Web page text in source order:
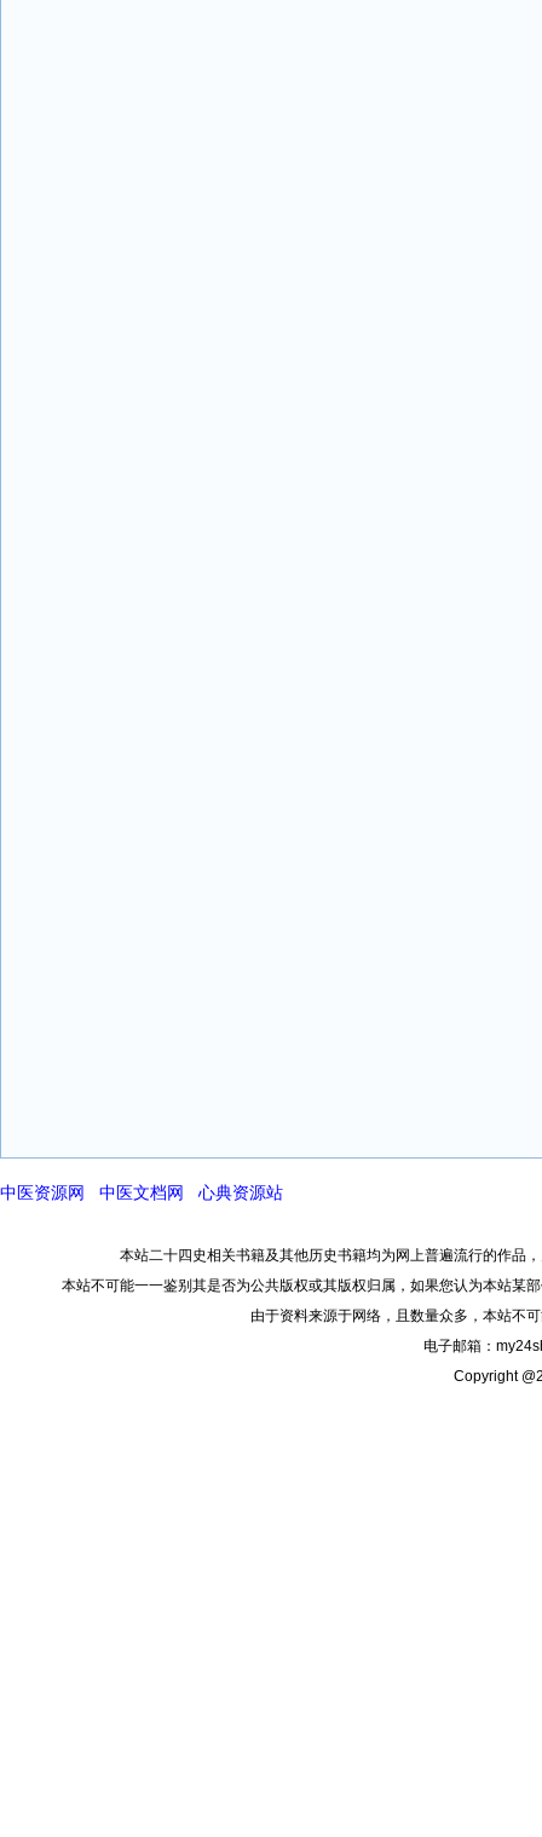
中医资源网 中医文档网 心典资源站
本站二十四史相关书籍及其他历史书籍均为网上普遍流行的作品
本站不可能一一鉴别其是否为公共版权或其版权归属，如果您认为本站某
由于资料来源于网络，且数量众多，本站不
电子邮箱：
Copyright